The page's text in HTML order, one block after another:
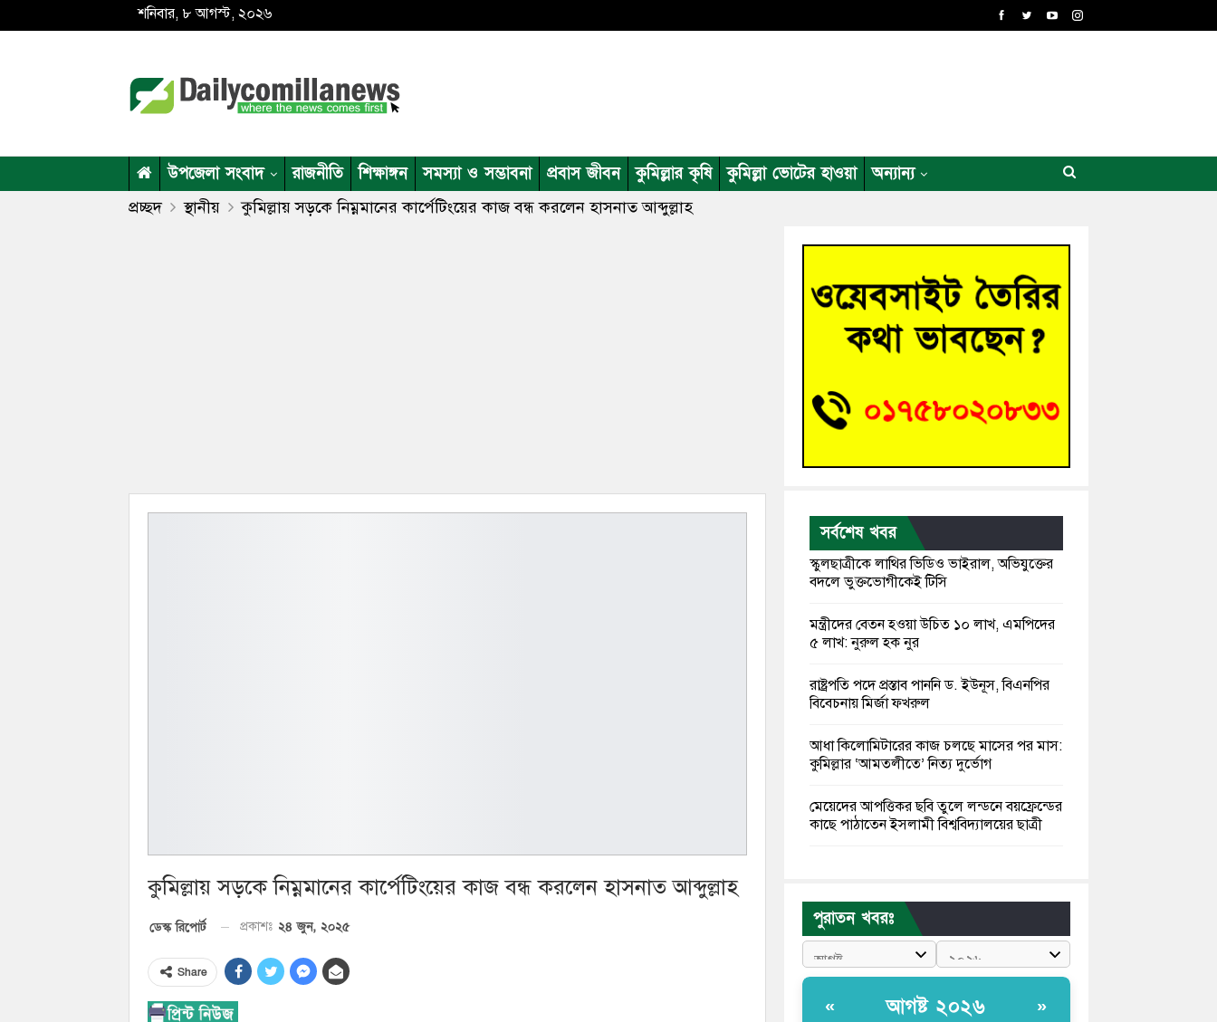
শনিবার, ৮ আগস্ট, ২০২৬
উপজেলা সংবাদ রাজনীতি শিক্ষাঙ্গন সমস্যা ও সম্ভাবনা প্রবাস জীবন কুমিল্লার কৃষি কুমিল্লা ভোটের হাওয়া অন্যান্য
প্রচ্ছদ স্থানীয় কুমিল্লায় সড়কে নিম্নমানের কার্পেটিংয়ের কাজ বন্ধ করলেন হাসনাত আব্দুল্লাহ
কুমিল্লায় সড়কে নিম্নমানের কার্পেটিংয়ের কাজ বন্ধ করলেন হাসনাত আব্দুল্লাহ
ডেস্ক রিপোর্ট প্রকাশঃ ২৪ জুন, ২০২৫
Share
সর্বশেষ খবর
স্কুলছাত্রীকে লাথির ভিডিও ভাইরাল, অভিযুক্তের
বদলে ভুক্তভোগীকেই টিসি
মন্ত্রীদের বেতন হওয়া উচিত ১০ লাখ, এমপিদের
৫ লাখ: নুরুল হক নুর
রাষ্ট্রপতি পদে প্রস্তাব পাননি ড. ইউনূস, বিএনপির
বিবেচনায় মির্জা ফখরুল
আধা কিলোমিটারের কাজ চলছে মাসের পর মাস:
কুমিল্লার ‘আমতলীতে’ নিত্য দুর্ভোগ
মেয়েদের আপত্তিকর ছবি তুলে লন্ডনে বয়ফ্রেন্ডের
কাছে পাঠাতেন ইসলামী বিশ্ববিদ্যালয়ের ছাত্রী
পাঁচ দেশি মাছে মিলল মাইক্রোপ্লাস্টিক, সবচেয়ে
বেশি কই মাছে
দিলো সৌদি সরকার
পুরাতন খবরঃ
« আগষ্ট ২০২৬ »